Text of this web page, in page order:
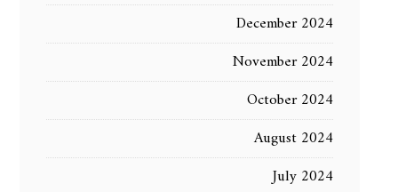
December 2024
November 2024
October 2024
August 2024
July 2024